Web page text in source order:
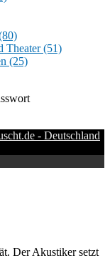
Theater(51)
(25)
- Deutschland
Der Akustiker setzt